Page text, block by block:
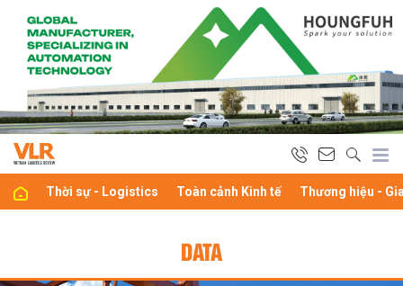
Thời sự - Logistics Toàn cảnh Kinh tế Thương hiệu -
DATA